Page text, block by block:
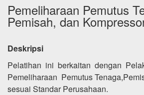
Pemeliharaan Pemutus
Pemisah, dan
Deskripsi
Pelatihan ini berkaitan dengan
Pemeliharaan Pemutus
sesuai Standar Perusahaan.